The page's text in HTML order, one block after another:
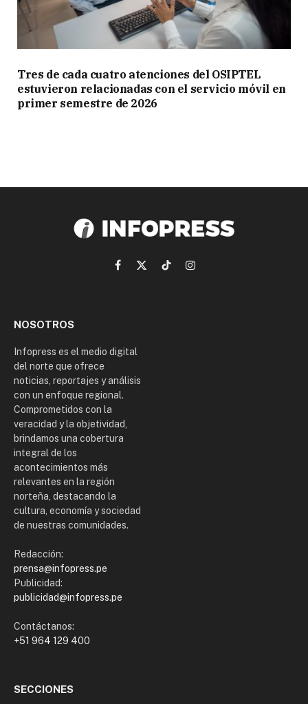
Tres de cada cuatro atenciones del OSIPTEL
estuvieron relacionadas con el servicio móvil en
primer semestre de 2026
Facebook
X
TikTokInstagram
NOSOTROS
Infopress es el medio digital
del norte que ofrece
noticias, reportajes y análisis
con un enfoque regional.
Comprometidos con la
veracidad y la objetividad,
brindamos una cobertura
integral de los
acontecimientos más
relevantes en la región
norteña, destacando la
cultura, economía y sociedad
de nuestras comunidades.
Redacción:
prensa@infopress.pe
Publicidad:
publicidad@infopress.pe
Contáctanos:
+51 964 129 400
SECCIONES